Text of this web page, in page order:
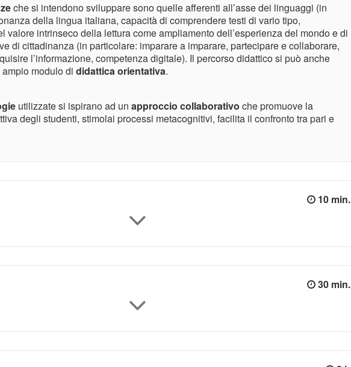
che si intendono sviluppare sono quelle afferenti all’asse dei linguaggi (in
della lingua italiana, capacità di comprendere testi di vario tipo,
valore intrinseco della lettura come ampliamento dell’esperienza del mondo e di
di cittadinanza (in particolare: imparare a imparare, partecipare e collaborare,
l’informazione, competenza digitale). Il percorso didattico si può anche
modulo di didattica orientativa.
utilizzate si ispirano ad un approccio collaborativo che promuove la
degli studenti, stimolai processi metacognitivi, facilita il confronto tra pari e
10 min.
30 min.